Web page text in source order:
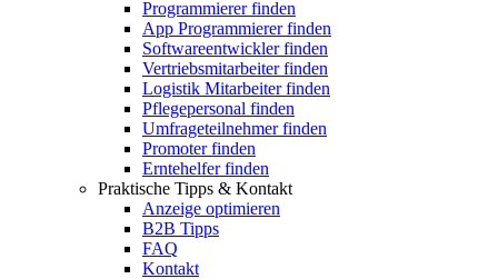
Programmierer finden
App Programmierer finden
Softwareentwickler finden
Vertriebsmitarbeiter finden
Logistik Mitarbeiter finden
Pflegepersonal finden
Umfrageteilnehmer finden
Promoter finden
Erntehelfer finden
Praktische Tipps & Kontakt
Anzeige optimieren
B2B Tipps
FAQ
Kontakt